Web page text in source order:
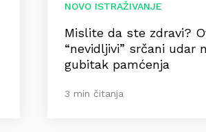
NOVO ISTRAŽIVANJE
Mislite da ste zdravi?
“nevidljivi” srčani udar
gubitak pamćenja
3 min čitanja